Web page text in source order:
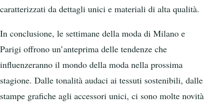
caratterizzati da dettagli unici e materiali di alta qualità.
In conclusione, le settimane della moda di Milano e
Parigi offrono un’anteprima delle tendenze che
influenzeranno il mondo della moda nella prossima
stagione. Dalle tonalità audaci ai tessuti sostenibili, dalle
stampe grafiche agli accessori unici, ci sono molte novità